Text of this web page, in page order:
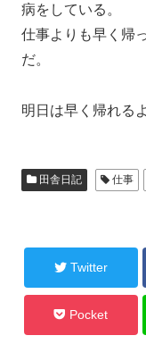
病をしている。
仕事よりも早く帰
だ。
明日は早く帰れる
田舎日記 仕事
Twitter
Pocket